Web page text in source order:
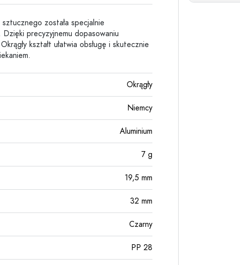
została specjalnie
precyzyjnemu dopasowaniu
kształt ułatwia obsługę i skutecznie
Okrągły
Niemcy
Aluminium
7 g
19,5 mm
32 mm
Czarny
PP 28